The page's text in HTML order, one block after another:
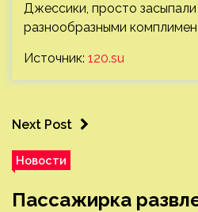
Джессики, просто
разнообразными
Источник: 120.su
Next Post
Новости
Пассажирка